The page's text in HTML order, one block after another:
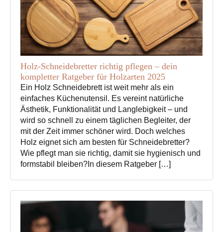
Holz-Schneidebretter richtig pflegen – dein
kompletter Ratgeber für Holzarten 2025
Ein Holz Schneidebrett ist weit mehr als ein
einfaches Küchenutensil. Es vereint natürliche
Ästhetik, Funktionalität und Langlebigkeit – und
wird so schnell zu einem täglichen Begleiter, der
mit der Zeit immer schöner wird. Doch welches
Holz eignet sich am besten für Schneidebretter?
Wie pflegt man sie richtig, damit sie hygienisch und
formstabil bleiben?In diesem Ratgeber […]